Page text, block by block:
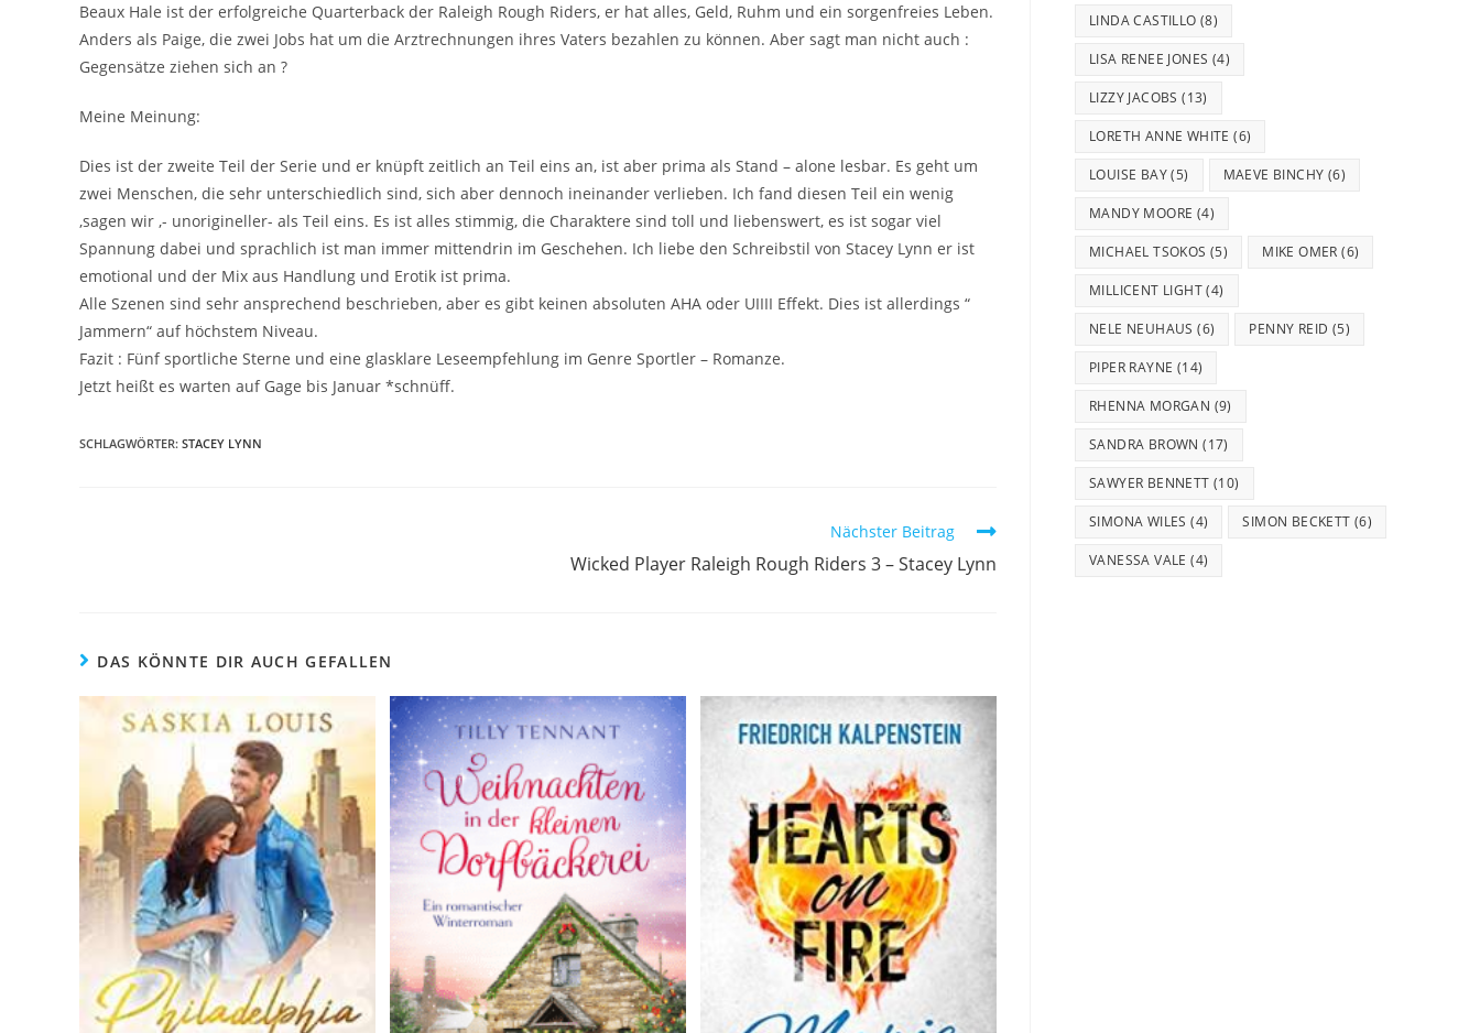
Beaux Hale ist der erfolgreiche Quarterback der Raleigh Rough Riders, er hat alles, Geld, Ruhm und ein sorgenfreies Leben.
Anders als Paige, die zwei Jobs hat um die Arztrechnungen ihres Vaters bezahlen zu können. Aber sagt man nicht auch :
Gegensätze ziehen sich an ?
Meine Meinung:
Dies ist der zweite Teil der Serie und er knüpft zeitlich an Teil eins an, ist aber prima als Stand – alone lesbar. Es geht um
zwei Menschen, die sehr unterschiedlich sind, sich aber dennoch ineinander verlieben. Ich fand diesen Teil ein wenig
,sagen wir ,- unorigineller- als Teil eins. Es ist alles stimmig, die Charaktere sind toll und liebenswert, es ist sogar viel
Spannung dabei und sprachlich ist man immer mittendrin im Geschehen. Ich liebe den Schreibstil von Stacey Lynn er ist
emotional und der Mix aus Handlung und Erotik ist prima.
Alle Szenen sind sehr ansprechend beschrieben, aber es gibt keinen absoluten AHA oder UIIII Effekt. Dies ist allerdings “
Jammern“ auf höchstem Niveau.
Fazit : Fünf sportliche Sterne und eine glasklare Leseempfehlung im Genre Sportler – Romanze.
Jetzt heißt es warten auf Gage bis Januar *schnüff.
SCHLAGWÖRTER: STACEY LYNN
Nächster Beitrag
Wicked Player Raleigh Rough Riders 3 – Stacey Lynn
DAS KÖNNTE DIR AUCH GEFALLEN
LINDA CASTILLO (8)
LISA RENEE JONES (4)
LIZZY JACOBS (13)
LORETH ANNE WHITE (6)
LOUISE BAY(5) MAEVE BINCHY (6)
MANDY MOORE (4)
MICHAEL TSOKOS (5) MIKE OMER (6)
MILLICENT LIGHT(4)
NELE NEUHAUS (6) PENNY REID (5)
PIPER RAYNE (14)
RHENNA MORGAN (9)
SANDRA BROWN (17)
SAWYER BENNETT (10)
SIMONA WILES (4) SIMON BECKETT (6)
VANESSA VALE (4)